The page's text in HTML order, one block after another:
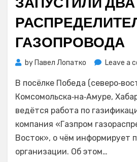
ГАЗОПРОВОДА
by Павел Лопатко Leave a
В посёлке Победа
Комсомольска‑на‑Амуре,
ведётся работа по
компания «Газпром
Восток», о чём информирует
организации. Об этом…